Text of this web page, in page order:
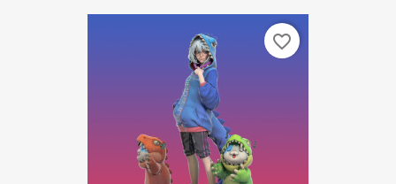
favorite_border